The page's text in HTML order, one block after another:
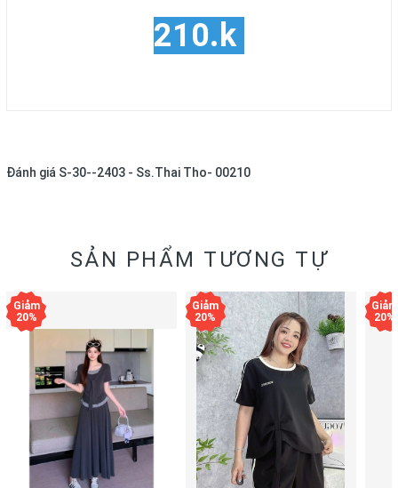
210.k
Đánh giá S-30--2403 - Ss.Thai Tho- 00210
SẢN PHẨM TƯƠNG TỰ